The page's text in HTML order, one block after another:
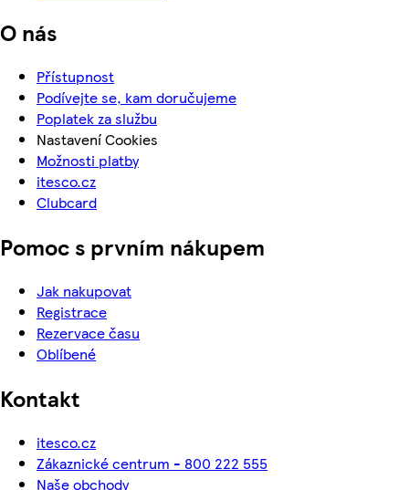
O nás
Přístupnost
Podívejte se, kam doručujeme
Poplatek za službu
Nastavení Cookies
Možnosti platby
itesco.cz
Clubcard
Pomoc s prvním nákupem
Jak nakupovat
Registrace
Rezervace času
Oblíbené
Kontakt
itesco.cz
Zákaznické centrum - 800 222 555
Naše obchody